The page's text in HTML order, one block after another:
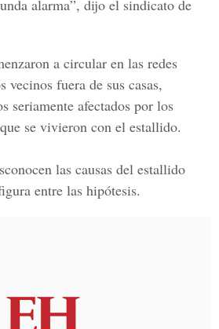
alarma”, dijo el sindicato de
a circular en las redes
vecinos fuera de sus casas,
seriamente afectados por los
se vivieron con el estallido.
las causas del estallido
entre las hipótesis.